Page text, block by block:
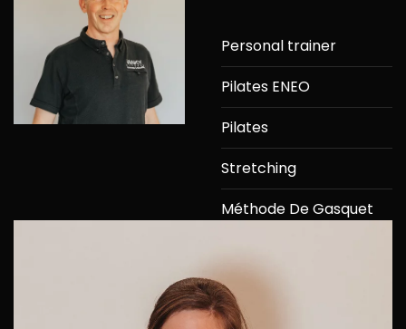
Personal trainer
Pilates ENEO
Pilates
Stretching
Méthode De Gasquet